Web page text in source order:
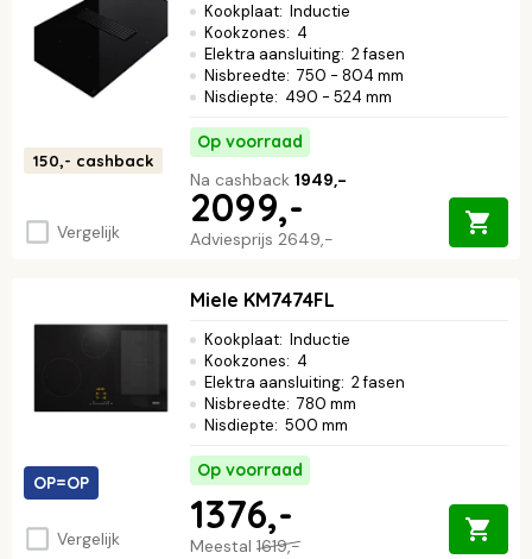
150,- cashback
Vergelijk
Kookplaat: Inductie
Kookzones: 4
Elektra aansluiting: 2 fasen
Nisbreedte: 750 - 804 mm
Nisdiepte: 490 - 524 mm
Op voorraad
Adviesprijs 2649,-
2099,-
Na cashback 1949,-
OP=OP
Vergelijk
Miele KM7474FL
Kookplaat: Inductie
Kookzones: 4
Elektra aansluiting: 2 fasen
Nisbreedte: 780 mm
Nisdiepte: 500 mm
Op voorraad
Meestal 1619,-
1376,-